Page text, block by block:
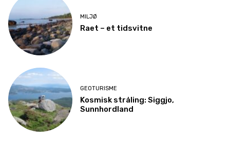
MILJØ
Raet – et tidsvitne
GEOTURISME
Kosmisk stråling: Siggjo,
Sunnhordland